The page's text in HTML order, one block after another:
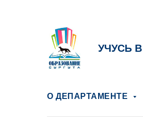
УЧУСЬ
О ДЕПАРТАМЕНТЕ